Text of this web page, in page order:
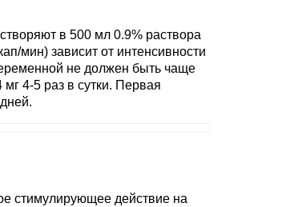
в 500 мл 0.9% раствора
мин) зависит от интенсивности
не должен быть чаще
4-5 раз в сутки. Первая
стимулирующее действие на